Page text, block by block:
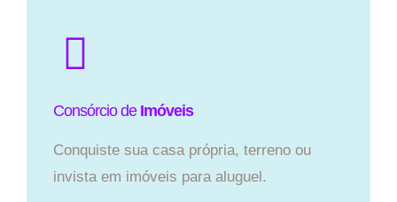
Consórcio de Imóveis
Conquiste sua casa própria, terreno ou
invista em imóveis para aluguel.